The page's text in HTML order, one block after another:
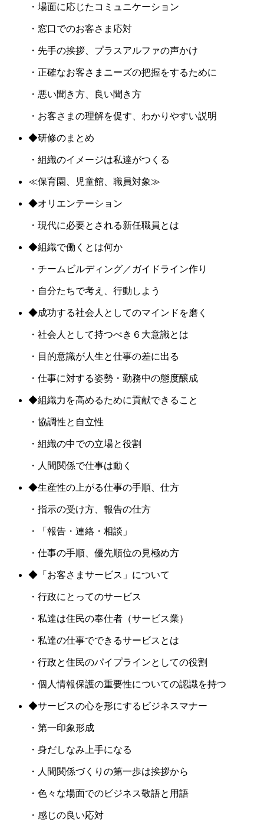
・場面に応じたコミュニケーション
・窓口でのお客さま応対
・先手の挨拶、プラスアルファの声かけ
・正確なお客さまニーズの把握をするために
・悪い聞き方、良い聞き方
・お客さまの理解を促す、わかりやすい説明
◆研修のまとめ
・組織のイメージは私達がつくる
≪保育園、児童館、職員対象≫
◆オリエンテーション
・現代に必要とされる新任職員とは
◆組織で働くとは何か
・チームビルディング／ガイドライン作り
・自分たちで考え、行動しよう
◆成功する社会人としてのマインドを磨く
・社会人として持つべき６大意識とは
・目的意識が人生と仕事の差に出る
・仕事に対する姿勢・勤務中の態度醸成
◆組織力を高めるために貢献できること
・協調性と自立性
・組織の中での立場と役割
・人間関係で仕事は動く
◆生産性の上がる仕事の手順、仕方
・指示の受け方、報告の仕方
・「報告・連絡・相談」
・仕事の手順、優先順位の見極め方
◆「お客さまサービス」について
・行政にとってのサービス
・私達は住民の奉仕者（サービス業）
・私達の仕事でできるサービスとは
・行政と住民のパイプラインとしての役割
・個人情報保護の重要性についての認識を持つ
◆サービスの心を形にするビジネスマナー
・第一印象形成
・身だしなみ上手になる
・人間関係づくりの第一歩は挨拶から
・色々な場面でのビジネス敬語と用語
・感じの良い応対